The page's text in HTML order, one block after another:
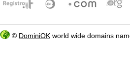
© DominiOK world wide domains